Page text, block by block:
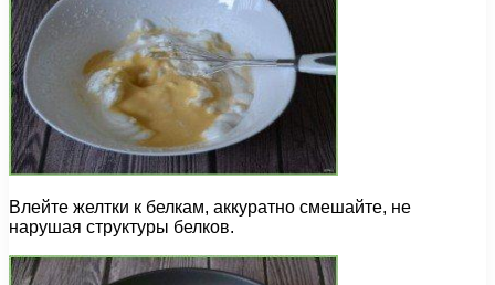
Влейте желтки к белкам, аккуратно смешайте, не
нарушая структуры белков.